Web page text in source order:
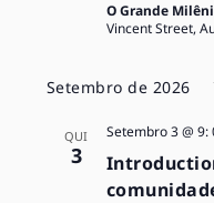
O Grande
Vincent Street,
Setembro de 2026
QUI
3
Setembro 3 @ 9: